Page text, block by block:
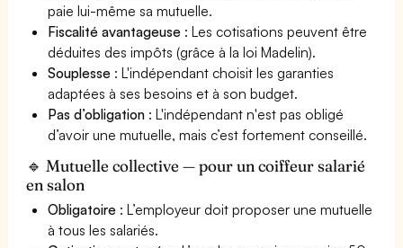
paie lui-même sa mutuelle.
Fiscalité avantageuse : Les cotisations peuvent être
déduites des impôts (grâce à la loi Madelin).
Souplesse : L'indépendant choisit les garanties
adaptées à ses besoins et à son budget.
Pas d’obligation : L'indépendant n'est pas obligé
d’avoir une mutuelle, mais c’est fortement conseillé.
🔹 Mutuelle collective — pour un coiffeur salarié
en salon
Obligatoire : L’employeur doit proposer une mutuelle
à tous les salariés.